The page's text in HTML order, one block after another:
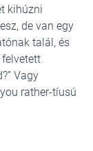
kihúzni
de van egy
talál, és
Vagy
rather-tíusú